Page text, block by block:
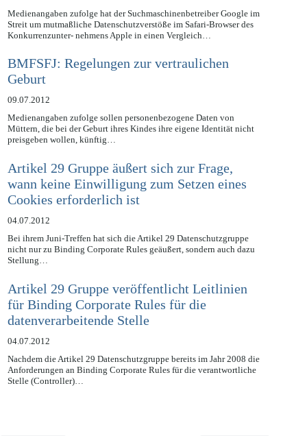
11.07.2012
Medienangaben zufolge hat der Suchmaschinenbetreiber Google im
Streit um mutmaßliche Datenschutzverstöße im Safari-Browser des
BMFSFJ: Regelungen zur vertraulichen
Geburt
09.07.2012
Medienangaben zufolge sollen personenbezogene Daten von
Müttern, die bei der Geburt ihres Kindes ihre eigene Identität nicht
Artikel 29 Gruppe äußert sich zur Frage,
wann keine Einwilligung zum Setzen eines
Cookies erforderlich ist
04.07.2012
Bei ihrem Juni-Treffen hat sich die Artikel 29 Datenschutzgruppe
nicht nur zu Binding Corporate Rules geäußert, sondern auch dazu
Artikel 29 Gruppe veröffentlicht Leitlinien
für Binding Corporate Rules für die
datenverarbeitende Stelle
04.07.2012
Nachdem die Artikel 29 Datenschutzgruppe bereits im Jahr 2008 die
Anforderungen an Binding Corporate Rules für die verantwortliche